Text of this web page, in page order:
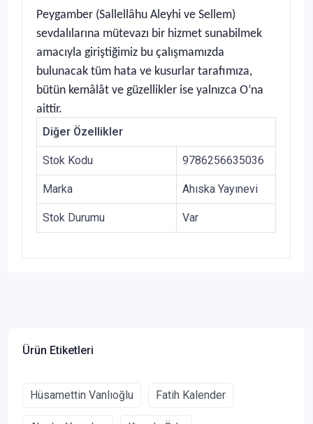
Peygamber (Sallellâhu Aleyhi ve Sellem)
sevdalılarına mütevazı bir hizmet sunabilmek
amacıyla giriştiğimiz bu çalışmamızda
bulunacak tüm hata ve kusurlar tarafımıza,
bütün kemâlât ve güzellikler ise yalnızca O’na
aittir.
Diğer Özellikler
Stok Kodu 9786256635036
Marka Ahıska Yayınevi
Stok Durumu Var
Ürün Etiketleri
Hüsamettin Vanlıoğlu Fatih Kalender